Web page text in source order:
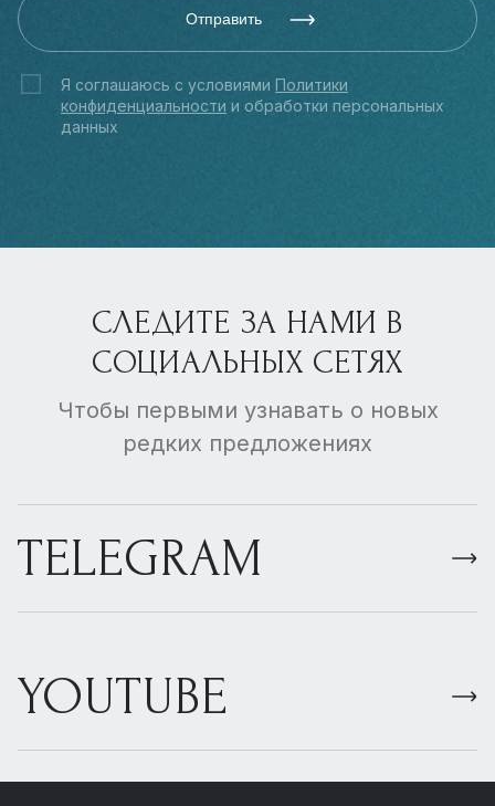
Отправить
Я соглашаюсь с условиями Политики
конфиденциальности и обработки персональных
данных
СЛЕДИТЕ ЗА НАМИ В
СОЦИАЛЬНЫХ СЕТЯХ
Чтобы первыми узнавать о новых
редких предложениях
TELEGRAM
YOUTUBE